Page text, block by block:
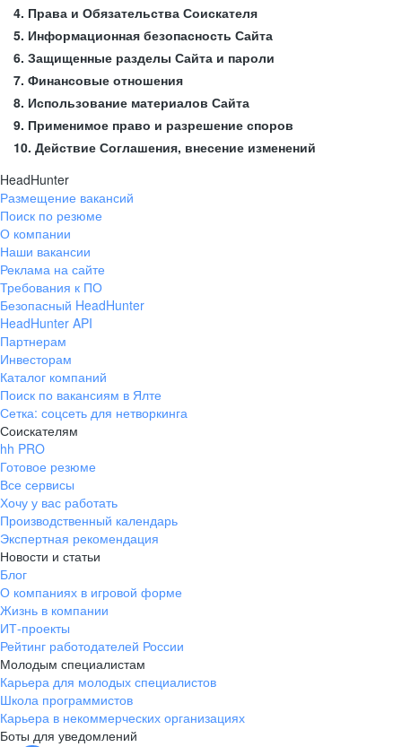
4. Права и Обязательства Соискателя
5. Информационная безопасность Сайта
6. Защищенные разделы Сайта и пароли
7. Финансовые отношения
8. Использование материалов Сайта
9. Применимое право и разрешение споров
10. Действие Соглашения, внесение изменений
HeadHunter
Размещение вакансий
Поиск по резюме
О компании
Наши вакансии
Реклама на сайте
Требования к ПО
Безопасный HeadHunter
HeadHunter API
Партнерам
Инвесторам
Каталог компаний
Поиск по вакансиям в Ялте
Сетка: соцсеть для нетворкинга
Соискателям
hh PRO
Готовое резюме
Все сервисы
Хочу у вас работать
Производственный календарь
Экспертная рекомендация
Новости и статьи
Блог
О компаниях в игровой форме
Жизнь в компании
ИТ-проекты
Рейтинг работодателей России
Молодым специалистам
Карьера для молодых специалистов
Школа программистов
Карьера в некоммерческих организациях
Боты для уведомлений